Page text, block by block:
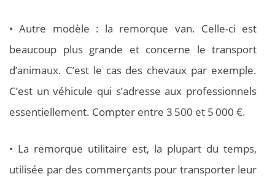
• Autre modèle : la remorque van. Celle-ci est
beaucoup plus grande et concerne le transport
d’animaux. C’est le cas des chevaux par exemple.
C’est un véhicule qui s’adresse aux professionnels
essentiellement. Compter entre 3 500 et 5 000 €.
• La remorque utilitaire est, la plupart du temps,
utilisée par des commerçants pour transporter leur